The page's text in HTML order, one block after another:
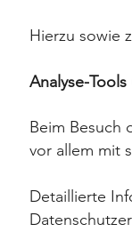
Hierzu sowie
Analyse-
Beim Besuch
vor allem mit
Detaillierte